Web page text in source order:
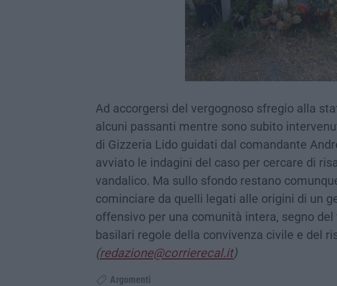
Ad accorgersi del vergognoso sfregio alla
alcuni passanti mentre sono subito
di Gizzeria Lido guidati dal comandante
avviato le indagini del caso per cercare di
vandalico. Ma sullo sfondo restano
cominciare da quelli legati alle origini di un
offensivo per una comunità intera, segno
basilari regole della convivenza civile e del
(redazione@corrierecal.it)
Argomenti